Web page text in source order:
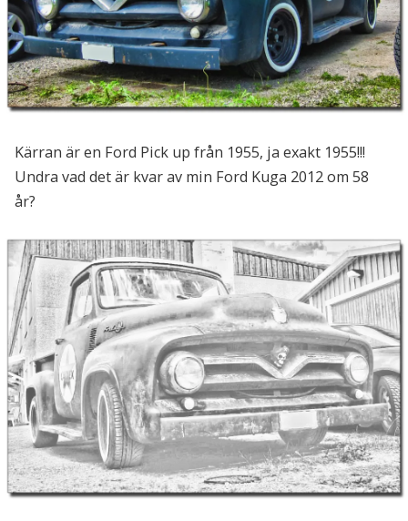
Kärran är en Ford Pick up från 1955, ja exakt 1955!!!
Undra vad det är kvar av min Ford Kuga 2012 om 58
år?